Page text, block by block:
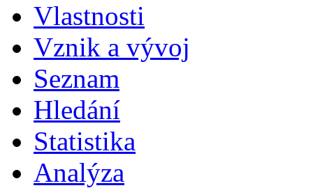
Vlastnosti
Vznik a vývoj
Seznam
Hledání
Statistika
Analýza